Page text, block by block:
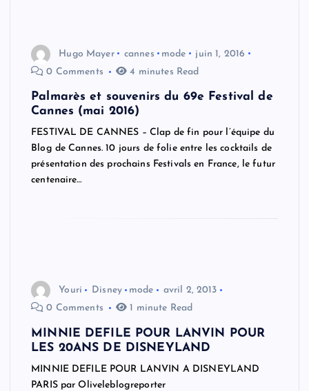
Hugo Mayer cannes mode
juin 1, 2016
0 Comments
4 minutes Read
Palmarès et souvenirs du 69e Festival de
Cannes (mai 2016)
FESTIVAL DE CANNES – Clap de fin pour l’équipe du
Blog de Cannes. 10 jours de folie entre les cocktails de
présentation des prochains Festivals en France, le futur
centenaire…
Youri Disney mode
avril 2, 2013
0 Comments
1 minute Read
MINNIE DEFILE POUR LANVIN POUR
LES 20ANS DE DISNEYLAND
MINNIE DEFILE POUR LANVIN A DISNEYLAND
PARIS par Oliveleblogreporter